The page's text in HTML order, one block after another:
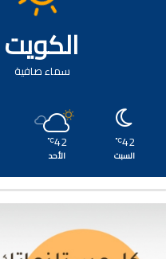
الكويت
سماء صافية
42
℃
السبت
42
℃
الأحد